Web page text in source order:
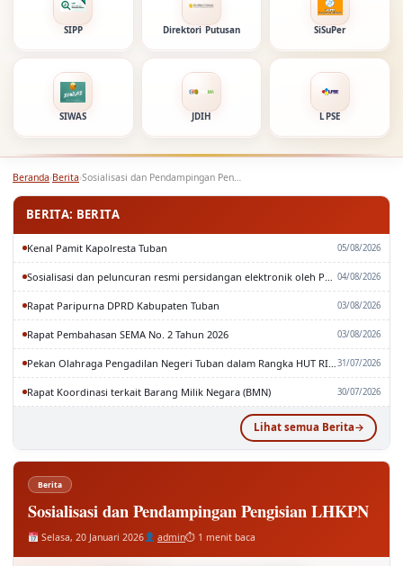
SIPP Direktori Putusan SiSuPer
SIWAS JDIH LPSE
Beranda›Berita› Sosialisasi dan Pendampingan Pengisian LHKPN
BERITA: BERITA
Kenal Pamit Kapolresta Tuban 05/08/2026
04/08/2026
Rapat Paripurna DPRD Kabupaten Tuban 03/08/2026
Rapat Pembahasan SEMA No. 2 Tahun 2026 03/08/2026
31/07/2026
Rapat Koordinasi terkait Barang Milik Negara (BMN) 30/07/2026
Lihat semua Berita
Berita
Sosialisasi dan Pendampingan Pengisian LHKPN
Selasa, 20 Januari 2026 admin⏱ 1 menit baca